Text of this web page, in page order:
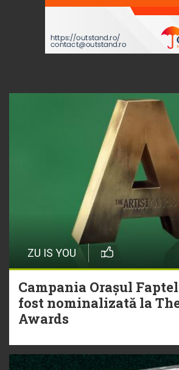
ZU IS YOU
Campania Orașul
fost nominalizată la
Awards